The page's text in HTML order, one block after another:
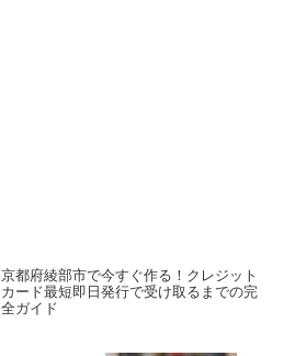
京都府綾部市で今すぐ作る！クレジット
カード最短即日発行で受け取るまでの完
全ガイド